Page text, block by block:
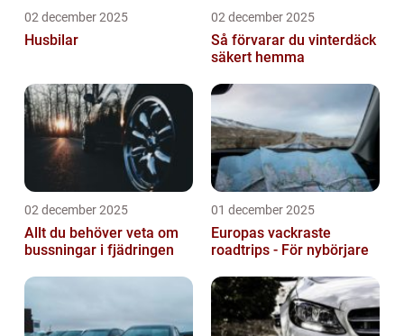
02 december 2025
Husbilar
02 december 2025
Så förvarar du vinterdäck
säkert hemma
02 december 2025
Allt du behöver veta om
bussningar i fjädringen
01 december 2025
Europas vackraste
roadtrips - För nybörjare